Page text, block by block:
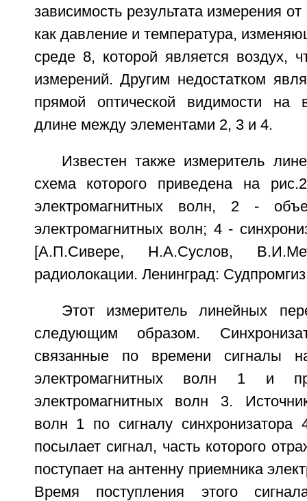
зависимость результата измерения
как давление и температура,
среде 8, которой является воздух,
измерений. Другим недостатком
прямой оптической видимости на
длине между элементами 2, 3 и 4.
Известен также измеритель
схема которого приведена на
электромагнитных волн, 2 -
электромагнитных волн; 4 -
[А.П.Сивере, Н.А.Суслов,
радиолокации. Ленинград:
Этот измеритель линейных
следующим образом.
связанные по времени сигналы
электромагнитных волн 1 и
электромагнитных волн 3.
волн 1 по сигналу синхронизатора
посылает сигнал, часть которого
поступает на антенну приемника
Время поступления этого